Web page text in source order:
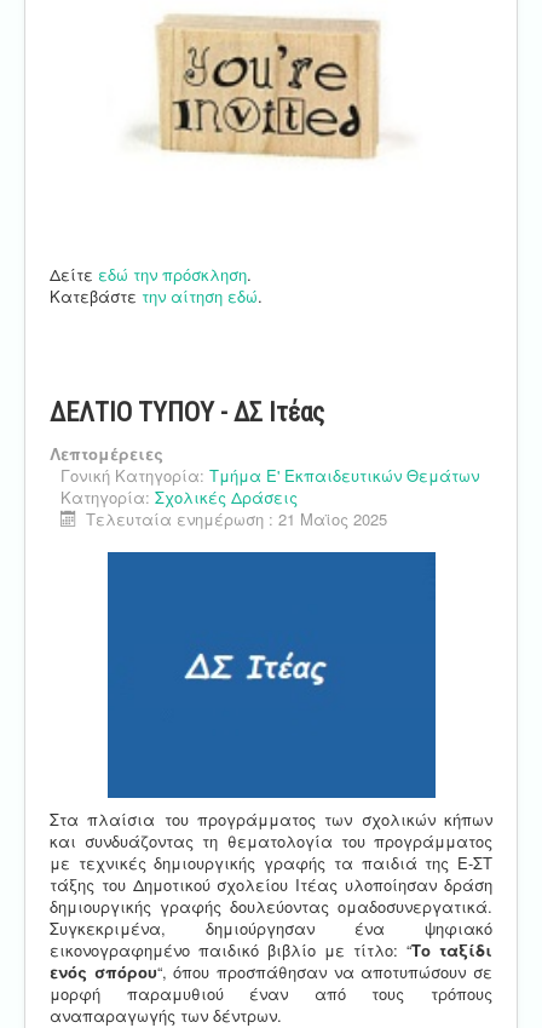
Δείτε εδώ την πρόσκληση.
Κατεβάστε την αίτηση εδώ.
ΔΕΛΤΙΟ ΤΥΠΟΥ - ΔΣ Ιτέας
Λεπτομέρειες
Γονική Κατηγορία: Τμήμα Ε' Εκπαιδευτικών Θεμάτων
Κατηγορία: Σχολικές Δράσεις
Τελευταία ενημέρωση : 21 Μαϊος 2025
Στα πλαίσια του προγράμματος των σχολικών κήπων
και συνδυάζοντας τη θεματολογία του προγράμματος
με τεχνικές δημιουργικής γραφής τα παιδιά της Ε-ΣΤ
τάξης του Δημοτικού σχολείου Ιτέας υλοποίησαν δράση
δημιουργικής γραφής δουλεύοντας ομαδοσυνεργατικά.
Συγκεκριμένα, δημιούργησαν ένα ψηφιακό
εικονογραφημένο παιδικό βιβλίο με τίτλο: “Το ταξίδι
ενός σπόρου“, όπου προσπάθησαν να αποτυπώσουν σε
μορφή παραμυθιού έναν από τους τρόπους
αναπαραγωγής των δέντρων.